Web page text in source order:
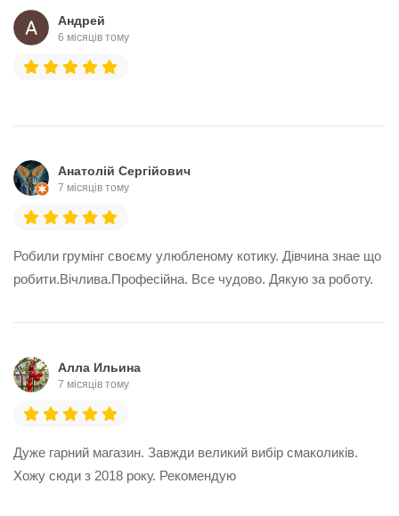
Андрей
6 місяців тому
Анатолій Сергійович
7 місяців тому
Робили грумінг своєму улюбленому котику. Дівчина знае що
робити.Вічлива.Професійна. Все чудово. Дякую за роботу.
Алла Ильина
7 місяців тому
Дуже гарний магазин. Завжди великий вибір смаколиків.
Хожу сюди з 2018 року. Рекомендую